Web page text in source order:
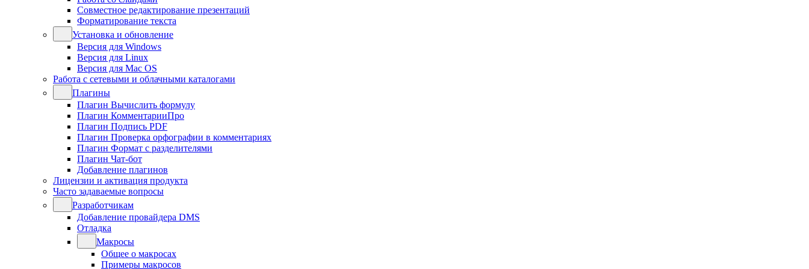
Совместное редактирование презентаций
Форматирование текста
Установка и обновление
Версия для Windows
Версия для Linux
Версия для Mac OS
Работа с сетевыми и облачными каталогами
Плагины
Плагин Вычислить формулу
Плагин КомментарииПро
Плагин Подпись PDF
Плагин Проверка орфографии в комментариях
Плагин Формат с разделителями
Плагин Чат-бот
Добавление плагинов
Лицензии и активация продукта
Часто задаваемые вопросы
Разработчикам
Добавление провайдера DMS
Отладка
Макросы
Общее о макросах
Примеры макросов